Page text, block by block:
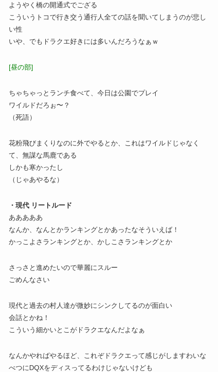
ようやく橋の開通式でござる
こういうトコで行き交う通行人全ての話を聞いてしまうのが悲し
い性
いや、でもドラクエ好きには多いんだろうなぁｗ
[昼の部]
ちゃちゃっとランチ食べて、今日は公園でプレイ
ワイルドだろぉ〜？
（死語）
花粉飛びまくりなのに外でやるとか、これはワイルドじゃなく
て、無謀な馬鹿である
しかも寒かったし
（じゃあやるな）
・現代 リートルード
あああああ
なんか、なんとかランキングとかあったなそういえば！
かっこよさランキングとか、かしこさランキングとか
さっさと進めたいので華麗にスルー
ごめんなさい
現代と過去の村人達が微妙にシンクしてるのが面白い
会話とかね！
こういう細かいとこがドラクエなんだよなぁ
なんかやればやるほど、これぞドラクエって感じがしますわいな
べつにDQXをディスってるわけじゃないけども